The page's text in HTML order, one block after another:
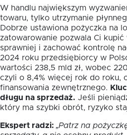
W handlu największym
towaru, tylko utrzymanie
Dobrze ustawiona pożyczka na
zatowarowanie pozwala Ci kupić
sprawniej i zachować kontrolę
2024 roku przedsiębiorcy w
wartości 238,5 mld zł, wobec
czyli o 8,4% więcej rok do roku,
finansowania zewnętrznego.
długu na sprzedaż. Jeśli
który ma szybki obrót, ryzyko
Ekspert radzi: „Patrz na